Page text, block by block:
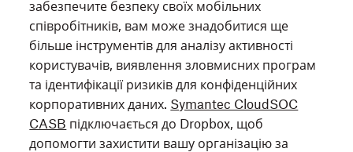
забезпечите безпеку своїх мобільних
співробітників, вам може знадобитися ще
більше інструментів для аналізу активності
користувачів, виявлення зловмисних програм
та ідентифікації ризиків для конфіденційних
корпоративних даних. Symantec CloudSOC
CASB підключається до Dropbox, щоб
допомогти захистити вашу організацію за